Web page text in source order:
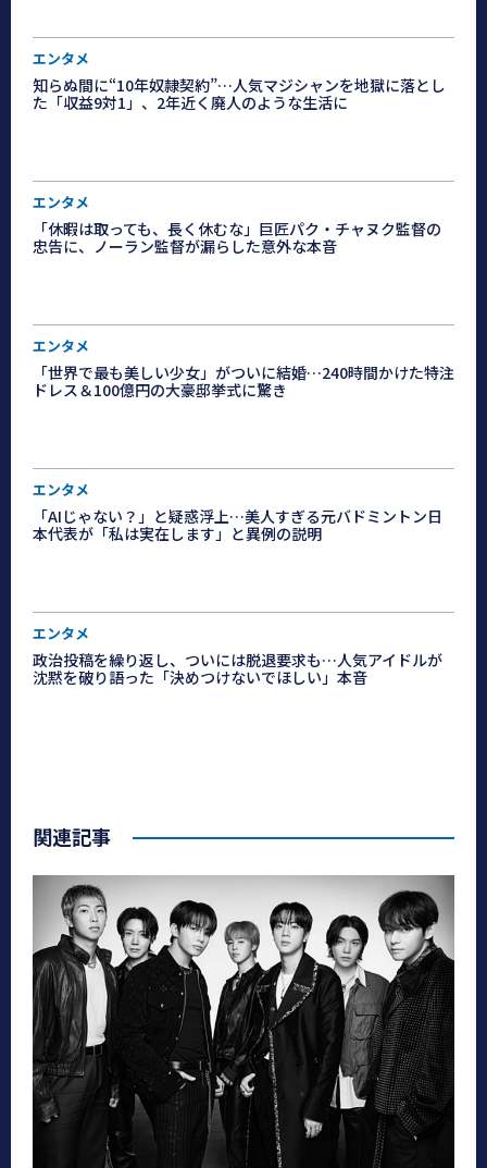
エンタメ
知らぬ間に“10年奴隷契約”…人気マジシャンを地獄に落とし
た「収益9対1」、2年近く廃人のような生活に
エンタメ
「休暇は取っても、長く休むな」巨匠パク・チャヌク監督の
忠告に、ノーラン監督が漏らした意外な本音
エンタメ
「世界で最も美しい少女」がついに結婚…240時間かけた特注
ドレス＆100億円の大豪邸挙式に驚き
エンタメ
「AIじゃない？」と疑惑浮上…美人すぎる元バドミントン日
本代表が「私は実在します」と異例の説明
エンタメ
政治投稿を繰り返し、ついには脱退要求も…人気アイドルが
沈黙を破り語った「決めつけないでほしい」本音
関連記事